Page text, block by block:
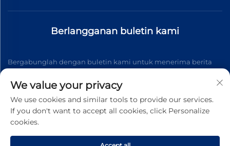
Berlangganan buletin kami
Bergabunglah dengan buletin kami untuk menerima berita
Berlangganan
We value your privacy
We use cookies and similar tools to provide our services.
If you don't want to accept all cookies, click Personalize
cookies.